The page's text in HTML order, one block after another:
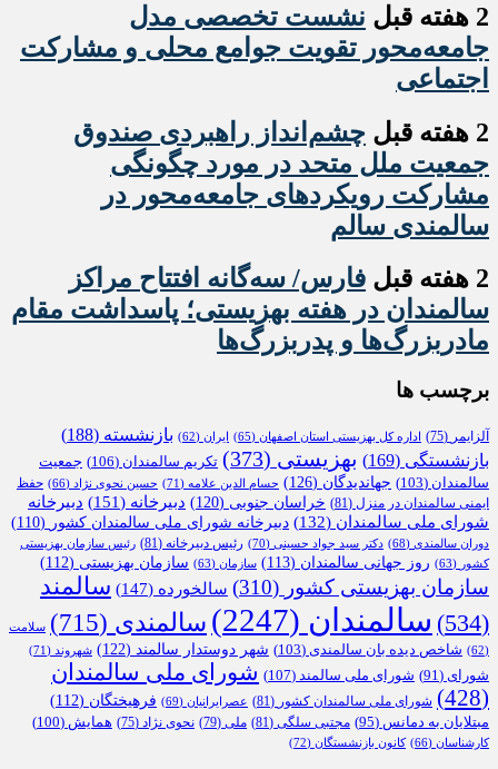
2 هفته قبل
نشست تخصصی مدل
جامعه‌محور تقویت جوامع محلی و مشارکت
اجتماعی
2 هفته قبل
چشم‌انداز راهبردی صندوق
جمعیت ملل متحد در مورد چگونگی
مشارکت رویکردهای جامعه‌محور در
سالمندی سالم
2 هفته قبل
فارس/ سه‌گانه افتتاح مراکز
سالمندان در هفته بهزیستی؛ پاسداشت مقام
مادربزرگ‌ها و پدربزرگ‌ها
برچسب ها
آلزایمر (75) اداره کل بهزیستی استان اصفهان (65) ایران (62) بازنشسته (188)
بازنشستگی (169) بهزیستی (373) تکریم سالمندان (106)
جمعیت
سالمندان (103) جهاندیدگان (126) حسام الدین علامه (71) حسین نحوی نژاد (66)
حفظ
ایمنی سالمندان در منزل (81) خراسان جنوبی (120) دبیرخانه (151)
دبیرخانه
شورای ملی سالمندان (132) دبیرخانه شورای ملی سالمندان کشور (110)
دوران سالمندی (68) دکتر سید جواد حسینی (70) رئیس دبیرخانه (81)
رئیس سازمان بهزیستی
کشور (63) روز جهانی سالمندان (113) سازمان (63) سازمان بهزیستی (112)
سازمان بهزیستی کشور (310) سالخورده (147)
سالمند
(534)
سالمندان (2247) سالمندی (715)
سلامت
(62)
شاخص دیده بان سالمندی (103) شهر دوستدار سالمند (122) شهروند (71)
شورای (91) شورای ملی سالمند (107)
شورای ملی سالمندان
(428)
شورای ملی سالمندان کشور (81) عصرایرانیان (69) فرهیختگان (112)
مبتلایان به دمانس (95) مجتبی سلگی (81) ملی (79) نحوی نژاد (75) همایش (100)
کارشناسان (66) کانون بازنشستگان (72)